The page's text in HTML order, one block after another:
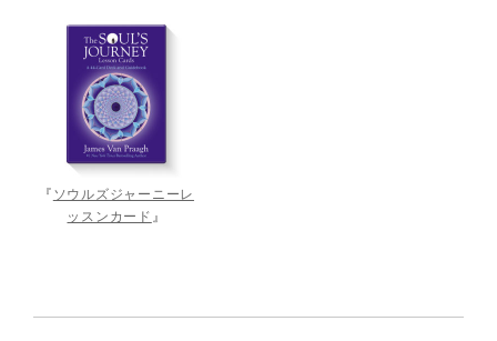
『 ソウルズジャーニーレ
ッスンカード 』